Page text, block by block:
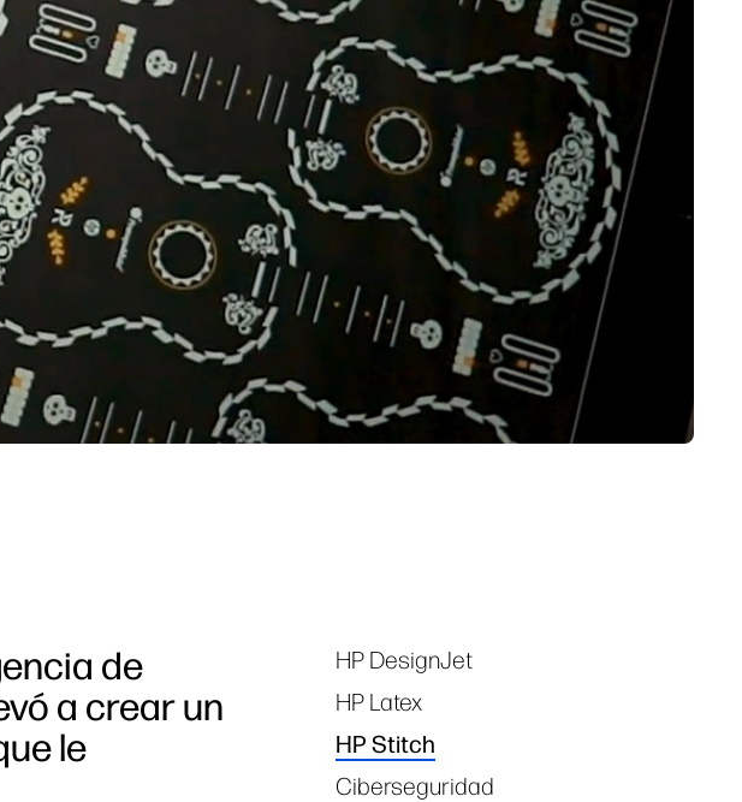
de
a crear un
le
Tags
HP DesignJet
HP Latex
HP Stitch
Ciberseguridad